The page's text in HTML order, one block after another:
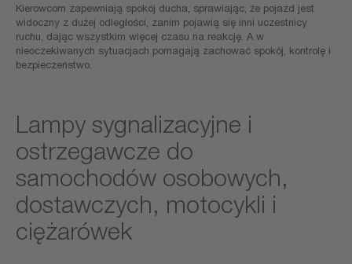
Kierowcom zapewniają spokój ducha, sprawiając, że pojazd jest
widoczny z dużej odległości, zanim pojawią się inni uczestnicy
ruchu, dając wszystkim więcej czasu na reakcję. A w
nieoczekiwanych sytuacjach pomagają zachować spokój, kontrolę i
bezpieczeństwo.
Lampy sygnalizacyjne i
ostrzegawcze do
samochodów osobowych,
dostawczych, motocykli i
ciężarówek